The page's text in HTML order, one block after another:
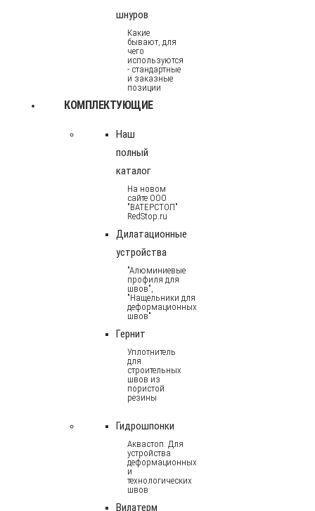
шнуров
Какие
бывают, для
чего
используются
- стандартные
и заказные
позиции
КОМПЛЕКТУЮЩИЕ
Наш
полный
каталог
На новом
сайте ООО
"ВАТЕРСТОП"
RedStop.ru
Дилатационные
устройства
"Алюминиевые
профиля для
швов",
"Нащельники для
деформационных
швов"
Гернит
Уплотнитель
для
строительных
швов из
пористой
резины
Гидрошпонки
Аквастоп. Для
устройства
деформационных
и
технологических
швов
Вилатерм